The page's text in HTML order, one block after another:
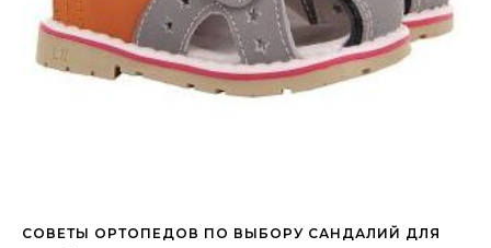
СОВЕТЫ ОРТОПЕДОВ ПО ВЫБОРУ САНДАЛИЙ ДЛЯ